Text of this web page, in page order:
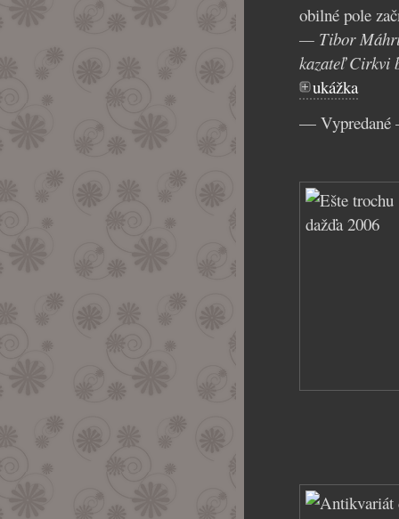
obilné pole
— Tibor
kazateľ Cirkvi
ukážka
—